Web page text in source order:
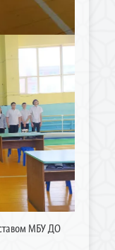
МБУ ДО